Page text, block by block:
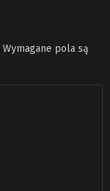
Wymagane pola są